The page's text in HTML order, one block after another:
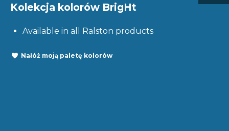
Kolekcja kolorów BrigHt
Available in all Ralston products
Nałóż moją paletę kolorów